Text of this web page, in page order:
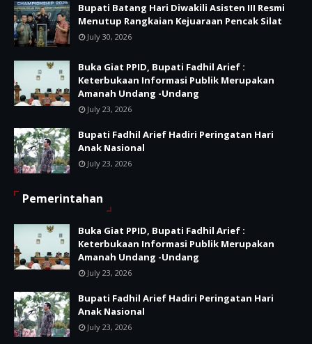
Bupati Batang Hari Diwakili Asisten III Resmi
Menutup Rangkaian Kejuaraan Pencak Silat
July 30, 2026
Buka Giat PPID, Bupati Fadhil Arief :
Keterbukaan Informasi Publik Merupakan
Amanah Undang -Undang
July 23, 2026
Bupati Fadhil Arief Hadiri Peringatan Hari
Anak Nasional
July 23, 2026
Pemerintahan
Buka Giat PPID, Bupati Fadhil Arief :
Keterbukaan Informasi Publik Merupakan
Amanah Undang -Undang
July 23, 2026
Bupati Fadhil Arief Hadiri Peringatan Hari
Anak Nasional
July 23, 2026